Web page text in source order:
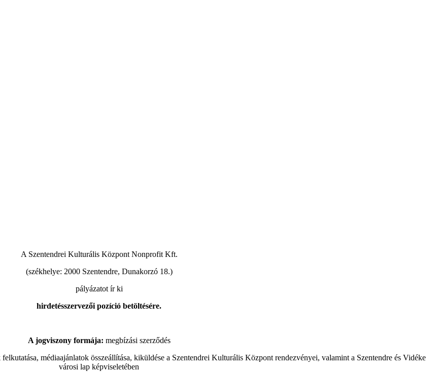
A Szentendrei Kulturális Központ Nonprofit Kft.
(székhelye: 2000 Szentendre, Dunakorzó 18.)
pályázatot ír ki
hirdetésszervezői pozíció betöltésére.
A jogviszony formája: megbízási szerződés
felkutatása, médiaajánlatok összeállítása, kiküldése a Szentendrei Kulturális Központ rendezvényei, valamint a Szentendre és Vidéke
városi lap képviseletében